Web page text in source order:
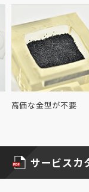
高価な金型が不要
サービスカ